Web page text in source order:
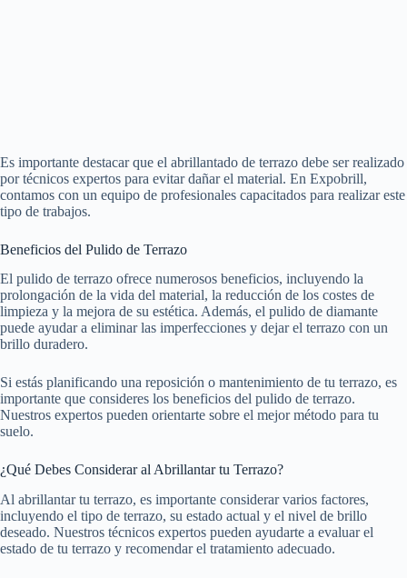
Es importante destacar que el abrillantado de terrazo debe ser realizado
por técnicos expertos para evitar dañar el material. En Expobrill,
contamos con un equipo de profesionales capacitados para realizar este
tipo de trabajos.
Beneficios del Pulido de Terrazo
El pulido de terrazo ofrece numerosos beneficios, incluyendo la
prolongación de la vida del material, la reducción de los costes de
limpieza y la mejora de su estética. Además, el pulido de diamante
puede ayudar a eliminar las imperfecciones y dejar el terrazo con un
brillo duradero.
Si estás planificando una reposición o mantenimiento de tu terrazo, es
importante que consideres los beneficios del pulido de terrazo.
Nuestros expertos pueden orientarte sobre el mejor método para tu
suelo.
¿Qué Debes Considerar al Abrillantar tu Terrazo?
Al abrillantar tu terrazo, es importante considerar varios factores,
incluyendo el tipo de terrazo, su estado actual y el nivel de brillo
deseado. Nuestros técnicos expertos pueden ayudarte a evaluar el
estado de tu terrazo y recomendar el tratamiento adecuado.